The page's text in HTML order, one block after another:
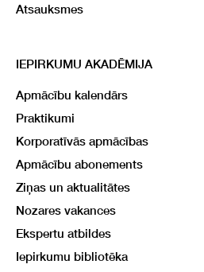
Atsauksmes
IEPIRKUMU AKADĒMIJA
Apmācību kalendārs
Praktikumi
Korporatīvās apmācības
Apmācību abonements
Ziņas un aktualitātes
Nozares vakances
Ekspertu atbildes
Iepirkumu bibliotēka